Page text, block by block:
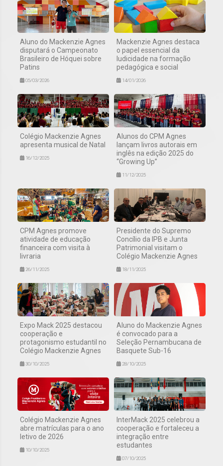
Aluno do Mackenzie Agnes
disputará o Campeonato
Brasileiro de Hóquei sobre
Patins
05/03/2026
Mackenzie Agnes destaca
o papel essencial da
ludicidade na formação
pedagógica e social
14/01/2026
Colégio Mackenzie Agnes
apresenta musical de Natal
16/12/2025
Alunos do CPM Agnes
lançam livros autorais em
inglês na edição 2025 do
“Growing Up”
11/12/2025
CPM Agnes promove
atividade de educação
financeira com visita à
livraria
26/11/2025
Presidente do Supremo
Concílio da IPB e Junta
Patrimonial visitam o
Colégio Mackenzie Agnes
18/11/2025
Expo Mack 2025 destacou
cooperação e
protagonismo estudantil no
Colégio Mackenzie Agnes
30/10/2025
Aluno do Mackenzie Agnes
é convocado para a
Seleção Pernambucana de
Basquete Sub-16
28/10/2025
Colégio Mackenzie Agnes
abre matrículas para o ano
letivo de 2026
10/10/2025
InterMack 2025 celebrou a
cooperação e fortaleceu a
integração entre
estudantes
07/10/2025